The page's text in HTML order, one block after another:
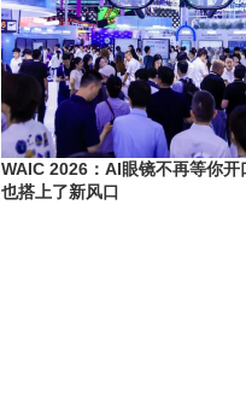
WAIC 2026：AI眼镜不再等你开
也搭上了新风口